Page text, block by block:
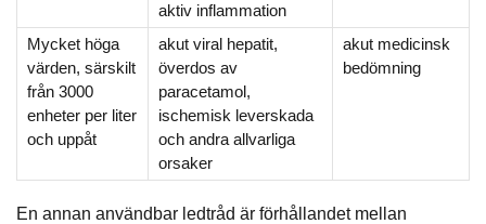
aktiv inflammation
Mycket höga
värden, särskilt
från 3000
enheter per liter
och uppåt
akut viral hepatit,
överdos av
paracetamol,
ischemisk leverskada
och andra allvarliga
orsaker
akut medicinsk
bedömning
En annan användbar ledtråd är förhållandet mellan